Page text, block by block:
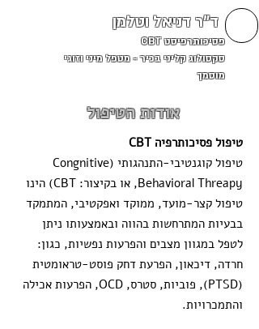
ד"ר דניאל וטלמן
פסיכותרפיסט CBT
סקסולוג קליני בכיר - מטפל מיני וזוגי
מוסמך
אודות הטיפול
טיפול ​פסיכותרפיה CBT
טיפול קוגנטיבי-התנהגותי (Congnitive
Behavioral Threapy, או בקיצור: CBT) הינו
טיפול קצר-מועד, ממוקד ואפקטיבי, המתמקד
בבעיות המתרחשות בהווה ובאמצעותו ניתן
לטפל במגוון מצבים והפרעות נפשיות, כגון:
חרדה, דיכאון, הפרעת דחק פוסט-טראומטית
(PTSD), פוביות, סטרס, OCD, הפרעות אכילה
והתמכרויות.